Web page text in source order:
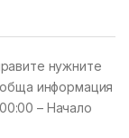
нужните
обща информация
– Начало